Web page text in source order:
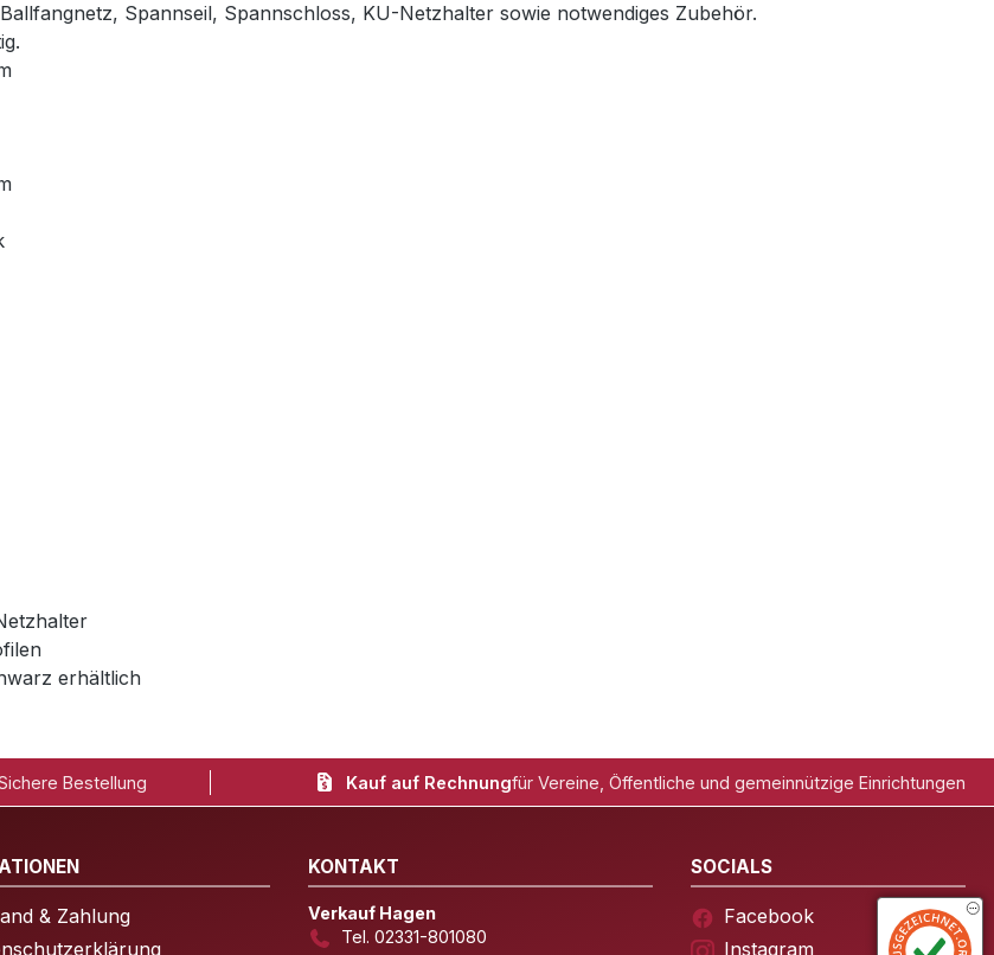
Spannseil, Spannschloss, KU-Netzhalter sowie notwendiges Zubehör.
erhältlich
Bestellung Kauf auf Rechnungfür Vereine, Öffentliche und gemeinnützige Einrichtungen
& Zahlung
KONTAKT
Verkauf Hagen
Tel. 02331-801080
SOCIALS
Facebook
Instagram